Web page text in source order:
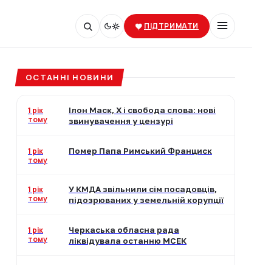
ПІДТРИМАТИ
ОСТАННІ НОВИНИ
1 рік
тому
Ілон Маск, X і свобода слова: нові
звинувачення у цензурі
1 рік
тому
Помер Папа Римський Франциск
1 рік
тому
У КМДА звільнили сім посадовців,
підозрюваних у земельній корупції
1 рік
тому
Черкаська обласна рада
ліквідувала останню МСЕК